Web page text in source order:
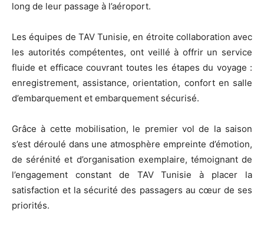
long de leur passage à l’aéroport.
Les équipes de TAV Tunisie, en étroite collaboration avec
les autorités compétentes, ont veillé à offrir un service
fluide et efficace couvrant toutes les étapes du voyage :
enregistrement, assistance, orientation, confort en salle
d’embarquement et embarquement sécurisé.
Grâce à cette mobilisation, le premier vol de la saison
s’est déroulé dans une atmosphère empreinte d’émotion,
de sérénité et d’organisation exemplaire, témoignant de
l’engagement constant de TAV Tunisie à placer la
satisfaction et la sécurité des passagers au cœur de ses
priorités.